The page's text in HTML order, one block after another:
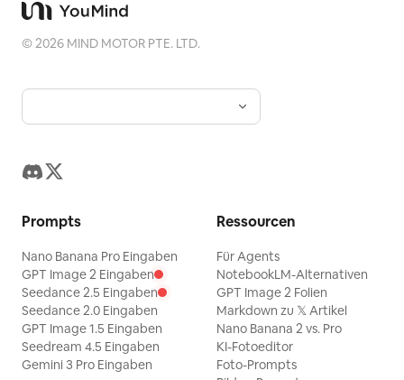
©2026 MIND MOTOR PTE. LTD.
Prompts
Nano Banana Pro Eingaben
GPT Image 2 Eingaben
Seedance 2.5 Eingaben
Seedance 2.0 Eingaben
GPT Image 1.5 Eingaben
Seedream 4.5 Eingaben
Gemini 3 Pro Eingaben
Ressourcen
Für Agents
NotebookLM-Alternativen
GPT Image 2 Folien
Markdown zu 𝕏 Artikel
Nano Banana 2 vs. Pro
KI-Fotoeditor
Foto-Prompts